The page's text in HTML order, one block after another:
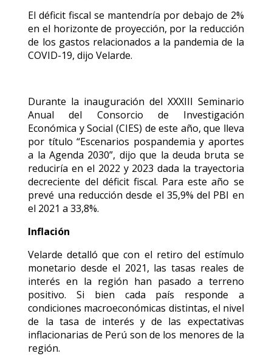
El déficit fiscal se mantendría por debajo de 2%
en el horizonte de proyección, por la reducción
de los gastos relacionados a la pandemia de la
COVID-19, dijo Velarde.
Durante la inauguración del XXXIII Seminario
Anual del Consorcio de Investigación
Económica y Social (CIES) de este año, que lleva
por título “Escenarios pospandemia y aportes
a la Agenda 2030”, dijo que la deuda bruta se
reduciría en el 2022 y 2023 dada la trayectoria
decreciente del déficit fiscal. Para este año se
prevé una reducción desde el 35,9% del PBI en
el 2021 a 33,8%.
Inflación
Velarde detalló que con el retiro del estímulo
monetario desde el 2021, las tasas reales de
interés en la región han pasado a terreno
positivo. Si bien cada país responde a
condiciones macroeconómicas distintas, el nivel
de la tasa de interés y de las expectativas
inflacionarias de Perú son de los menores de la
región.